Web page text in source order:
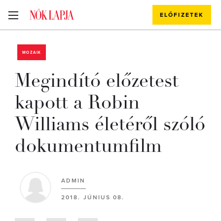
ELŐFIZETEK
MOZAIK
Megindító előzetest
kapott a Robin
Williams életéről szóló
dokumentumfilm
ADMIN
2018. JÚNIUS 08.